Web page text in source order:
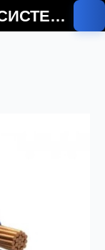
СУЧАСНІ ЕЛЕКТРОСИСТЕМИ